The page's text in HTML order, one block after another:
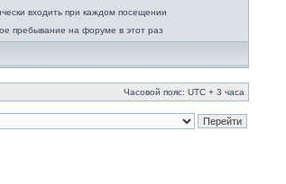
входить при каждом посещении
пребывание на форуме в этот раз
Часовой пояс: UTC + 3 часа